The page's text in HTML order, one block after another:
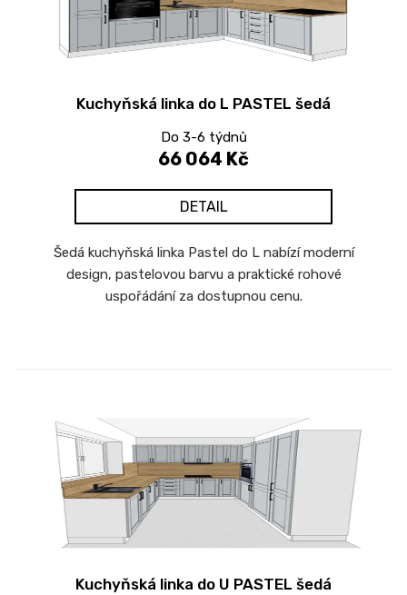
Kuchyňská linka do L PASTEL šedá
Do 3-6 týdnů
66 064 Kč
DETAIL
Šedá kuchyňská linka Pastel do L nabízí moderní
design, pastelovou barvu a praktické rohové
uspořádání za dostupnou cenu.
Kuchyňská linka do U PASTEL šedá